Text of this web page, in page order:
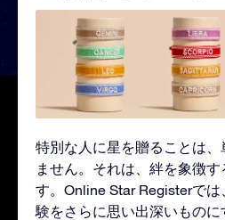
特別な人に星を贈ることは、
ません。それは、絆を象徴
す。Online Star Registerで
験をさらに思い出深いもの